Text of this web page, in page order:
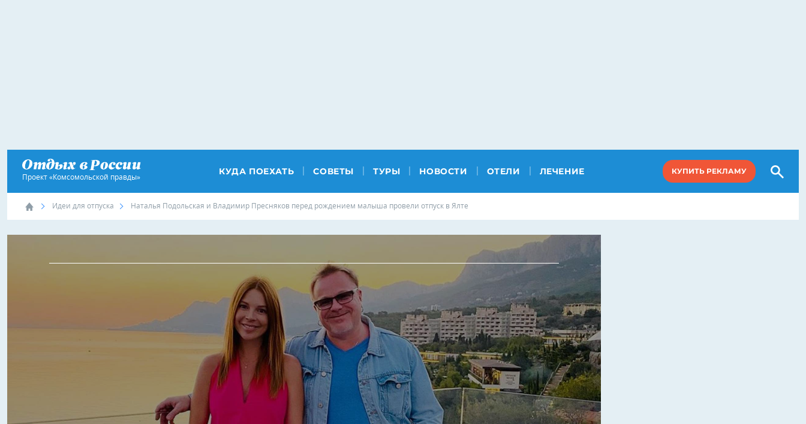
Проект «Комсомольской правды»
КУДА ПОЕХАТЬ СОВЕТЫ ТУРЫ НОВОСТИ ОТЕЛИ ЛЕЧЕНИЕ КУПИТЬ РЕКЛАМУ
Идеи для отпуска Наталья Подольская и Владимир Пресняков перед рождением малыша провели отпуск в Ялте